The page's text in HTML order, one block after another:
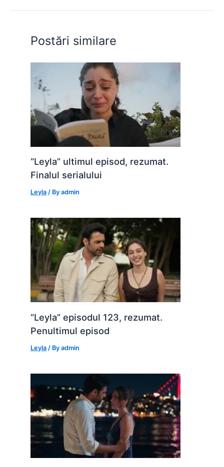
o
o
k
p
p
n
g
er
Postări similare
“Leyla” ultimul episod, rezumat.
Finalul serialului
Leyla / Byadmin
“Leyla” episodul 123, rezumat.
Penultimul episod
Leyla / Byadmin